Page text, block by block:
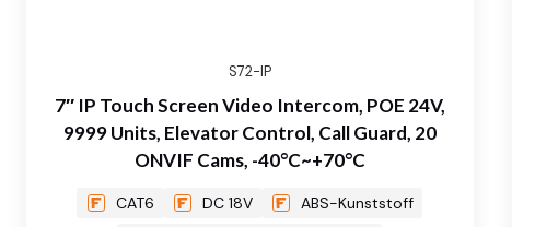
S72-IP
7″ IP Touch Screen Video Intercom, POE 24V,
9999 Units, Elevator Control, Call Guard, 20
ONVIF Cams, -40°C~+70°C
CAT6 DC 18V
ABS-Kunststoff